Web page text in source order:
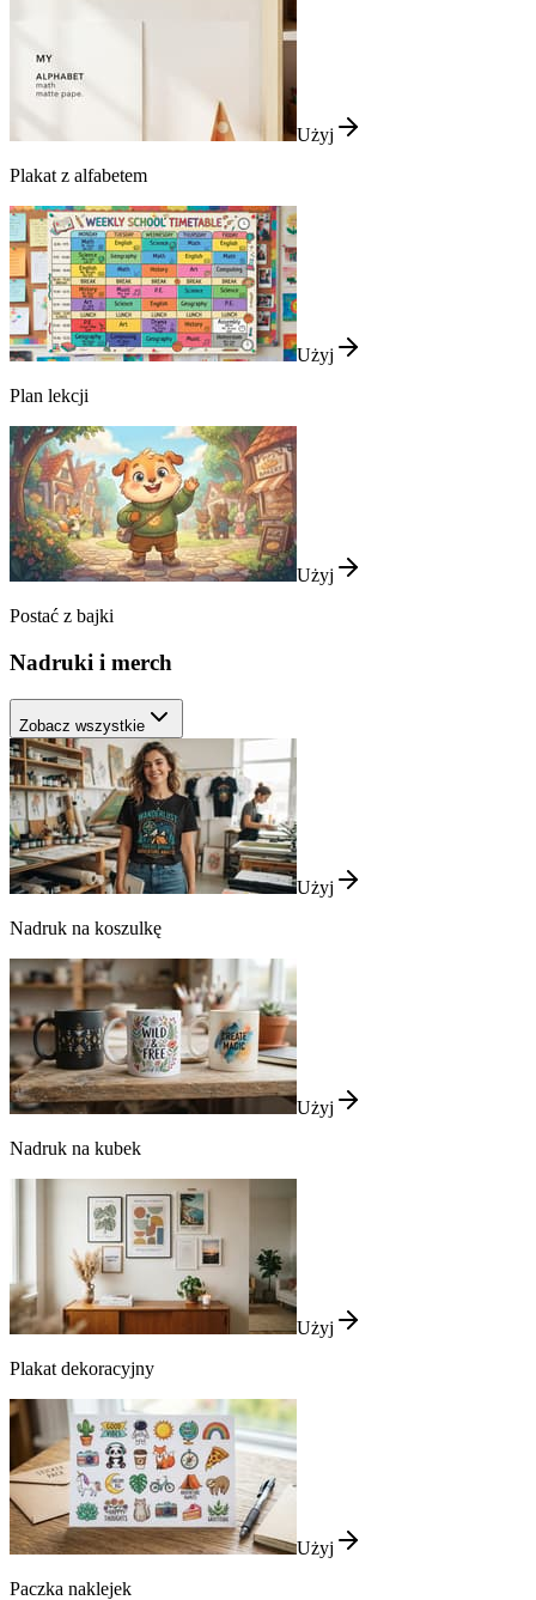
Użyj
Plakat z alfabetem
Użyj
Plan lekcji
Użyj
Postać z bajki
Nadruki i merch
Zobacz wszystkie
Użyj
Nadruk na koszulkę
Użyj
Nadruk na kubek
Użyj
Plakat dekoracyjny
Użyj
Paczka naklejek